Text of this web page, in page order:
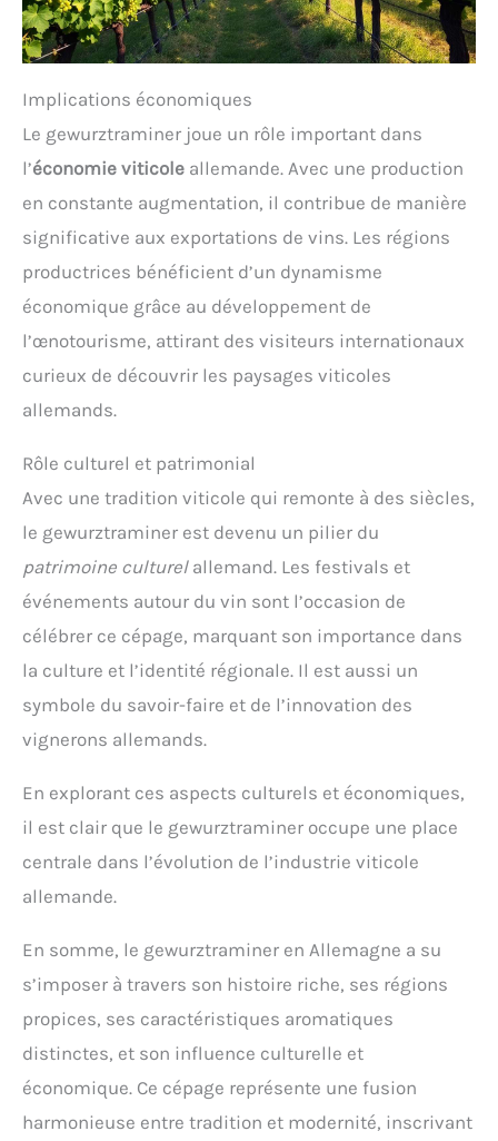
Implications économiques
Le gewurztraminer joue un rôle important dans
l’économie viticole allemande. Avec une production
en constante augmentation, il contribue de manière
significative aux exportations de vins. Les régions
productrices bénéficient d’un dynamisme
économique grâce au développement de
l’œnotourisme, attirant des visiteurs internationaux
curieux de découvrir les paysages viticoles
allemands.
Rôle culturel et patrimonial
Avec une tradition viticole qui remonte à des siècles,
le gewurztraminer est devenu un pilier du
patrimoine culturelallemand. Les festivals et
événements autour du vin sont l’occasion de
célébrer ce cépage, marquant son importance dans
la culture et l’identité régionale. Il est aussi un
symbole du savoir-faire et de l’innovation des
vignerons allemands.
En explorant ces aspects culturels et économiques,
il est clair que le gewurztraminer occupe une place
centrale dans l’évolution de l’industrie viticole
allemande.
En somme, le gewurztraminer en Allemagne a su
s’imposer à travers son histoire riche, ses régions
propices, ses caractéristiques aromatiques
distinctes, et son influence culturelle et
économique. Ce cépage représente une fusion
harmonieuse entre tradition et modernité, inscrivant